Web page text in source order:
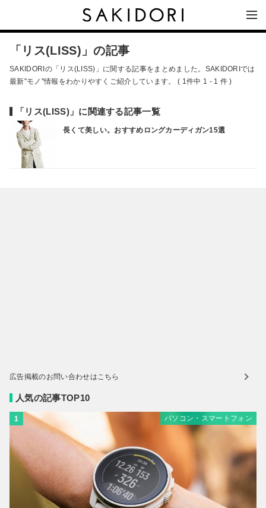
「リス(LISS)」の記事
SAKIDORIの「リス(LISS)」に関する記事をまとめました。SAKIDORIでは
最新"モノ"情報をわかりやすくご紹介しています。 ( 1件中 1 - 1 件 )
「リス(LISS)」に関連する記事一覧
長くて美しい。おすすめロングカーディガン15選
広告掲載のお問い合わせはこちら
人気の記事TOP10
1 パソコン・スマートフォン